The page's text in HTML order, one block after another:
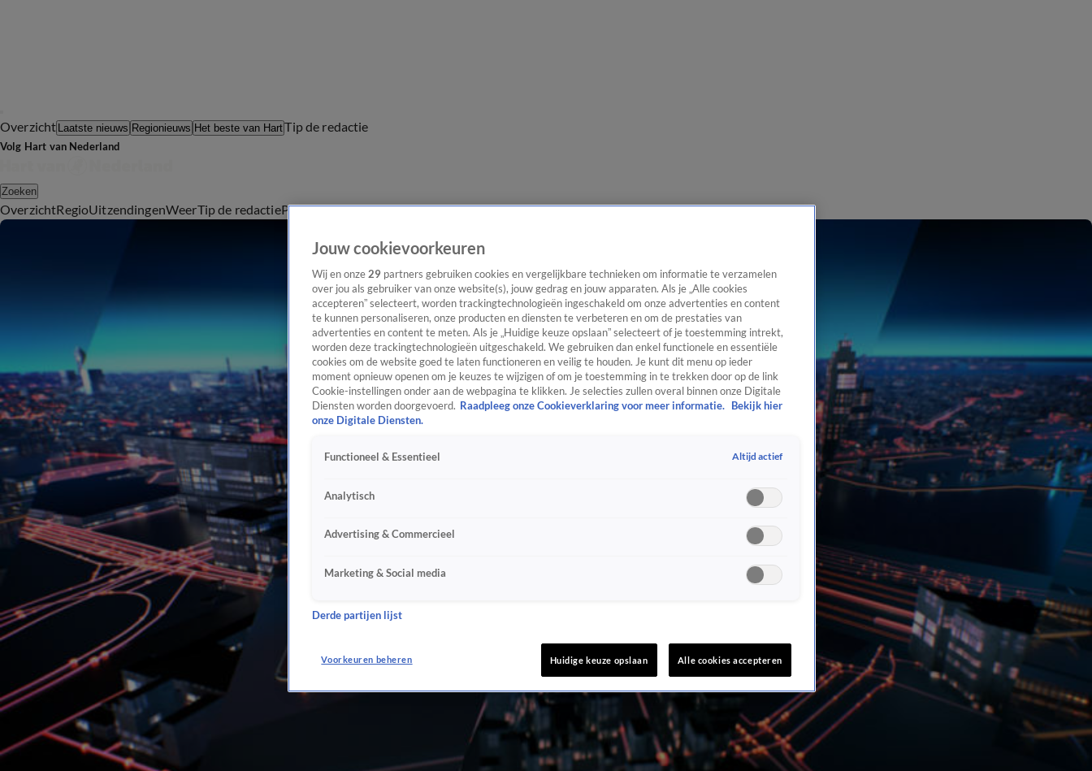
Overzicht Laatste nieuws Regionieuws Het beste van HartTip de redactie
Volg Hart van Nederland
Zoeken
OverzichtRegioUitzendingenWeerTip de redactiePanelVideo's
Jouw cookievoorkeuren
Wij en onze 29 partners gebruiken cookies en vergelijkbare technieken om informatie te verzamelen
over jou als gebruiker van onze website(s), jouw gedrag en jouw apparaten. Als je „Alle cookies
accepteren” selecteert, worden trackingtechnologieën ingeschakeld om onze advertenties en content
te kunnen personaliseren, onze producten en diensten te verbeteren en om de prestaties van
advertenties en content te meten. Als je „Huidige keuze opslaan” selecteert of je toestemming intrekt,
worden deze trackingtechnologieën uitgeschakeld. We gebruiken dan enkel functionele en essentiële
cookies om de website goed te laten functioneren en veilig te houden. Je kunt dit menu op ieder
moment opnieuw openen om je keuzes te wijzigen of om je toestemming in te trekken door op de link
Cookie-instellingen onder aan de webpagina te klikken. Je selecties zullen overal binnen onze Digitale
Diensten worden doorgevoerd. Raadpleeg onze Cookieverklaring voor meer informatie.
Bekijk hier
onze Digitale Diensten.
Functioneel & Essentieel Altijd actief
Analytisch
Advertising & Commercieel
Marketing & Social media
Derde partijen lijst
Voorkeuren beheren Huidige keuze opslaan Alle cookies accepteren